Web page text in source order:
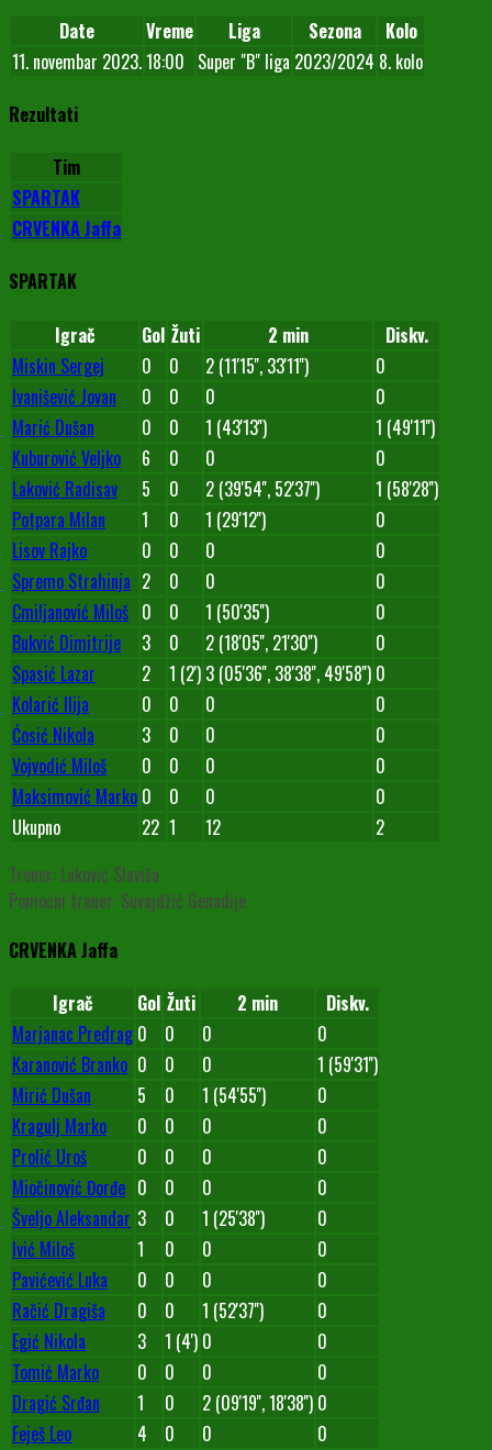
Date Vreme Liga Sezona
Kolo
11. novembar 2023.18:00 Super "B" liga 2023/2024 8. kolo
Rezultati
Tim
SPARTAK
CRVENKA Jaffa
SPARTAK
Igrač Gol Žuti 2 min
Diskv.
Miskin Sergej
0 0 2 (11'15'', 33'11'')
0
Ivanišević Jovan
0 0 0
0
Marić Dušan
0 0 1 (43'13'')
1 (49'11'')
Kuburović Veljko
6 0 0
0
Laković Radisav
5 0 2 (39'54'', 52'37'')
1 (58'28'')
Potpara Milan
1 0 1 (29'12'')
0
Lisov Rajko
0 0 0
0
Spremo Strahinja 2 0 0
0
Cmiljanović Miloš 0 0 1 (50'35'')
0
Bukvić Dimitrije
3 0 2 (18'05'', 21'30'')
0
Spasić Lazar
2 1 (2') 3 (05'36'', 38'38'', 49'58'') 0
Kolarić Ilija
0 0 0
0
Ćosić Nikola
3 0 0
0
Vojvodić Miloš
0 0 0
0
Maksimović Marko 0 0 0
0
Ukupno
22 1 12
2
Trener: Laković Slaviša
Pomoćni trener: Suvajdžić Genadije
CRVENKA Jaffa
Igrač Gol Žuti 2 min
Diskv.
Marjanac Predrag 0 0 0
0
Karanović Branko 0 0 0
1 (59'31'')
Mirić Dušan
5 0 1 (54'55'')
0
Kragulj Marko
0 0 0
0
Prolić Uroš
0 0 0
0
Miočinović Đorđe 0 0 0
0
Šveljo Aleksandar 3 0 1 (25'38'')
0
Ivić Miloš
1 0 0
0
Pavićević Luka
0 0 0
0
Račić Dragiša
0 0 1 (52'37'')
0
Egić Nikola
3 1 (4') 0
0
Tomić Marko
0 0 0
0
Dragić Srđan
1 0 2 (09'19'', 18'38'') 0
Feješ Leo
4 0 0
0